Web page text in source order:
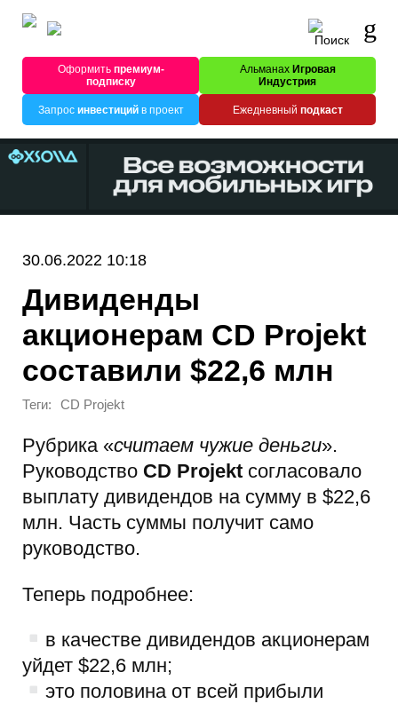
Оформитьпремиум-
подписку
Альманах Игровая
Индустрия
Запрос инвестицийв проект Ежедневный подкаст
30.06.2022 10:18
Дивиденды
акционерам CD Projekt
составили $22,6 млн
Теги: CD Projekt
Рубрика «считаем чужие деньги».
Руководство CD Projekt согласовало
выплату дивидендов на сумму в $22,6
млн. Часть суммы получит само
руководство.
Теперь подробнее:
в качестве дивидендов акционерам
уйдет $22,6 млн;
это половина от всей прибыли